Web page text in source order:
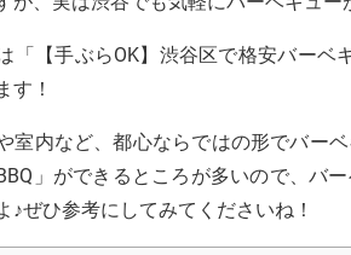
「【手ぶらOK】渋谷区で格安バーベ
す！
室内など、都心ならではの形でバー
」ができるところが多いので、バ
♪ぜひ参考にしてみてくださいね！